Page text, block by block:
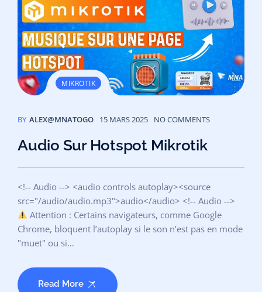
MIKROTIK
BY ALEX@MNATOGO 15 MARS 2025 NO COMMENTS
Audio Sur Hotspot Mikrotik
<!-- Audio --> <audio controls autoplay><source
src="/audio/audio.mp3">audio</audio> <!-- Audio -->
Attention : Certains navigateurs, comme Google
Chrome, bloquent l’autoplay si le son n’est pas en mode
"muet" ou si…
Read More